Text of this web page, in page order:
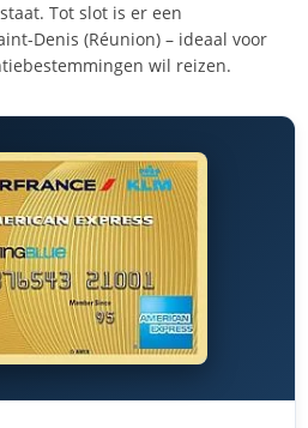
Tot slot is er een
Denis (Réunion) – ideaal voor
wil reizen.